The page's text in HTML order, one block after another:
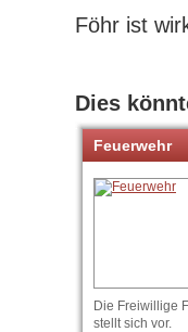
Föhr ist
Dies
Feuerwehr
Die Freiwillige
stellt sich vor.